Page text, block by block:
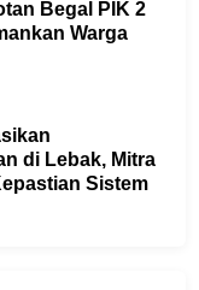
Begal PIK 2
Warga
di Lebak, Mitra
Sistem